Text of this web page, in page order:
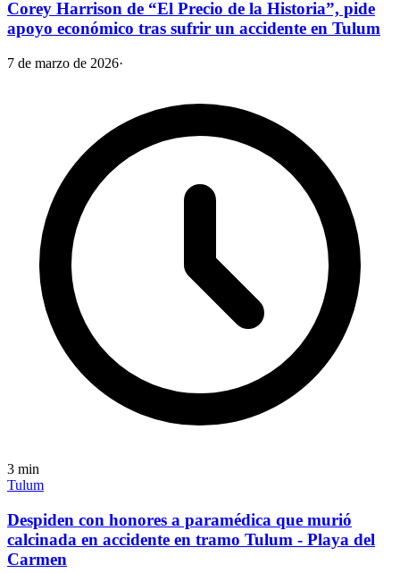
Corey Harrison de “El Precio de la Historia”, pide
apoyo económico tras sufrir un accidente en Tulum
7 de marzo de 2026·
3 min
Tulum
Despiden con honores a paramédica que murió
calcinada en accidente en tramo Tulum - Playa del
Carmen